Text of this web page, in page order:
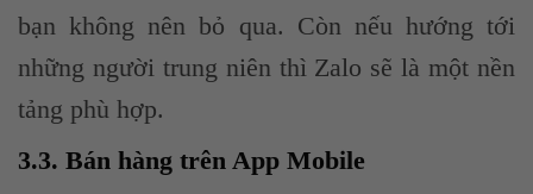
bạn không nên bỏ qua. Còn nếu hướng tới
những người trung niên thì Zalo sẽ là một nền
tảng phù hợp.
3.3. Bán hàng trên App Mobile